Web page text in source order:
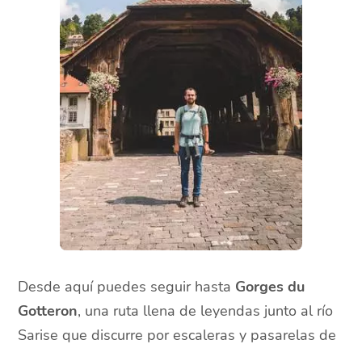
Desde aquí puedes seguir hasta Gorges du
Gotteron, una ruta llena de leyendas junto al río
Sarise que discurre por escaleras y pasarelas de